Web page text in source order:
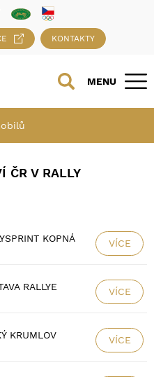
KONTAKTY
MENU
ČR V RALLY
KOPNÁ VÍCE
RALLYE VÍCE
KRUMLOV VÍCE